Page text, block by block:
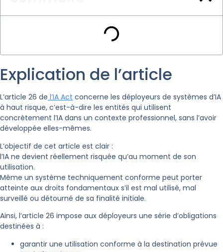
Explication de l’article
L’article 26 de l’IA Act concerne les déployeurs de systèmes d’IA
à haut risque, c’est-à-dire les entités qui utilisent
concrètement l’IA dans un contexte professionnel, sans l’avoir
développée elles-mêmes.
L’objectif de cet article est clair :
l’IA ne devient réellement risquée qu’au moment de son
utilisation.
Même un système techniquement conforme peut porter
atteinte aux droits fondamentaux s’il est mal utilisé, mal
surveillé ou détourné de sa finalité initiale.
Ainsi, l’article 26 impose aux déployeurs une série d’obligations
destinées à :
garantir une utilisation conforme à la destination prévue